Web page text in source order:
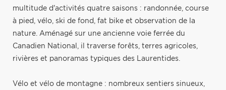
multitude d'activités quatre saisons : randonnée, course
à pied, vélo, ski de fond, fat bike et observation de la
nature. Aménagé sur une ancienne voie ferrée du
Canadien National, il traverse forêts, terres agricoles,
rivières et panoramas typiques des Laurentides.
Vélo et vélo de montagne : nombreux sentiers sinueux,